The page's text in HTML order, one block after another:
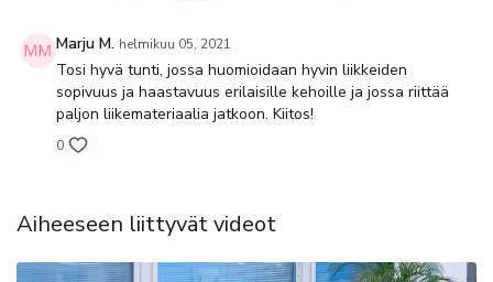
Pilates tunti
Pilateksen tavoite on mahdollisimman tasapainoinen, vahva ja
kestävä keho ja mieli. Joseph Pilates suunnitteli nimeään
sydäntä ja keuhkoja. Hyvä verenkierto, syvä hengitys ja
vatsalihakset ja voimakas keskivartalo on saavutettavissa
Marju M. helmikuu 05, 2021
Tosi hyvä tunti, jossa huomioidaan hyvin liikkeiden
sopivuus ja haastavuus erilaisille kehoille ja jossa riittää
paljon liikemateriaalia jatkoon. Kiitos!
0
Aiheeseen liittyvät videot